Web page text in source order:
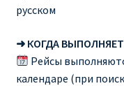
О сайте
русском
➜ КОГДА
Рейсы
календаре (при